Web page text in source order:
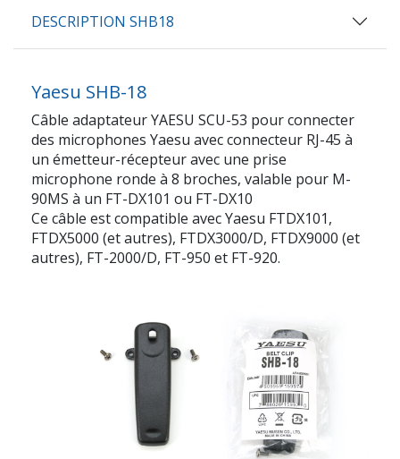
DESCRIPTION SHB18
Yaesu SHB-18
Câble adaptateur YAESU SCU-53 pour connecter
des microphones Yaesu avec connecteur RJ-45 à
un émetteur-récepteur avec une prise
microphone ronde à 8 broches, valable pour M-
90MS à un FT-DX101 ou FT-DX10
Ce câble est compatible avec Yaesu FTDX101,
FTDX5000 (et autres), FTDX3000/D, FTDX9000 (et
autres), FT-2000/D, FT-950 et FT-920.